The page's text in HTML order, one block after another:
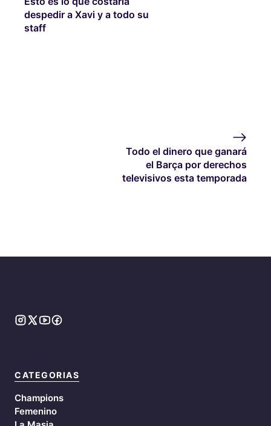
despedir a Xavi y a todo su
staff
Todo el dinero que ganará
el Barça por derechos
televisivos esta temporada
CATEGORIAS
Champions
Femenino